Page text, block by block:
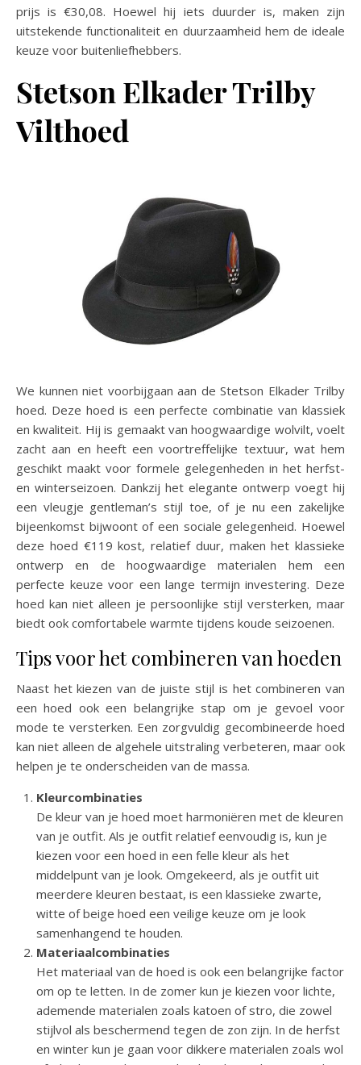
prijs is €30,08. Hoewel hij iets duurder is, maken zijn
uitstekende functionaliteit en duurzaamheid hem de ideale
keuze voor buitenliefhebbers.
Stetson Elkader Trilby
Vilthoed
We kunnen niet voorbijgaan aan de Stetson Elkader Trilby
hoed. Deze hoed is een perfecte combinatie van klassiek
en kwaliteit. Hij is gemaakt van hoogwaardige wolvilt, voelt
zacht aan en heeft een voortreffelijke textuur, wat hem
geschikt maakt voor formele gelegenheden in het herfst-
en winterseizoen. Dankzij het elegante ontwerp voegt hij
een vleugje gentleman’s stijl toe, of je nu een zakelijke
bijeenkomst bijwoont of een sociale gelegenheid. Hoewel
deze hoed €119 kost, relatief duur, maken het klassieke
ontwerp en de hoogwaardige materialen hem een
perfecte keuze voor een lange termijn investering. Deze
hoed kan niet alleen je persoonlijke stijl versterken, maar
biedt ook comfortabele warmte tijdens koude seizoenen.
Tips voor het combineren van hoeden
Naast het kiezen van de juiste stijl is het combineren van
een hoed ook een belangrijke stap om je gevoel voor
mode te versterken. Een zorgvuldig gecombineerde hoed
kan niet alleen de algehele uitstraling verbeteren, maar ook
helpen je te onderscheiden van de massa.
Kleurcombinaties
De kleur van je hoed moet harmoniëren met de kleuren
van je outfit. Als je outfit relatief eenvoudig is, kun je
kiezen voor een hoed in een felle kleur als het
middelpunt van je look. Omgekeerd, als je outfit uit
meerdere kleuren bestaat, is een klassieke zwarte,
witte of beige hoed een veilige keuze om je look
samenhangend te houden.
Materiaalcombinaties
Het materiaal van de hoed is ook een belangrijke factor
om op te letten. In de zomer kun je kiezen voor lichte,
ademende materialen zoals katoen of stro, die zowel
stijlvol als beschermend tegen de zon zijn. In de herfst
en winter kun je gaan voor dikkere materialen zoals wol